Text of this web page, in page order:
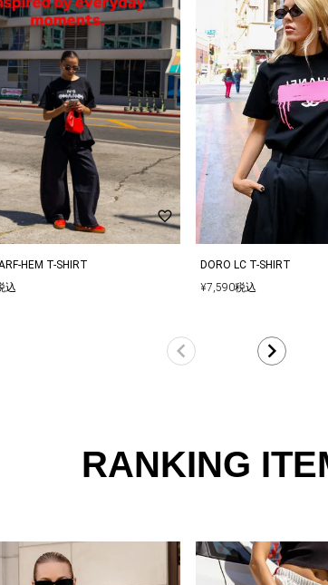
ものになります。商品により若干の誤差が生じ
以上であれば送料無料となります。再度、別
ので、他のお客様と同じタイミングで商品をカ
欠品となる場合もございます。
品分の商品をキャンセルした内容にて商品を
HEM T-SHIRT
込
DORO LC T-SHIRT
¥7,590税込
RANKING